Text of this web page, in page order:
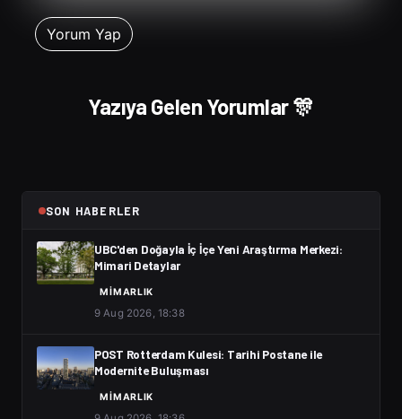
Yazıya Gelen Yorumlar 🎊
SON HABERLER
UBC'den Doğayla İç İçe Yeni Araştırma Merkezi:
Mimari Detaylar
MIMARLIK
9 Aug 2026, 18:38
POST Rotterdam Kulesi: Tarihi Postane ile
Modernite Buluşması
MIMARLIK